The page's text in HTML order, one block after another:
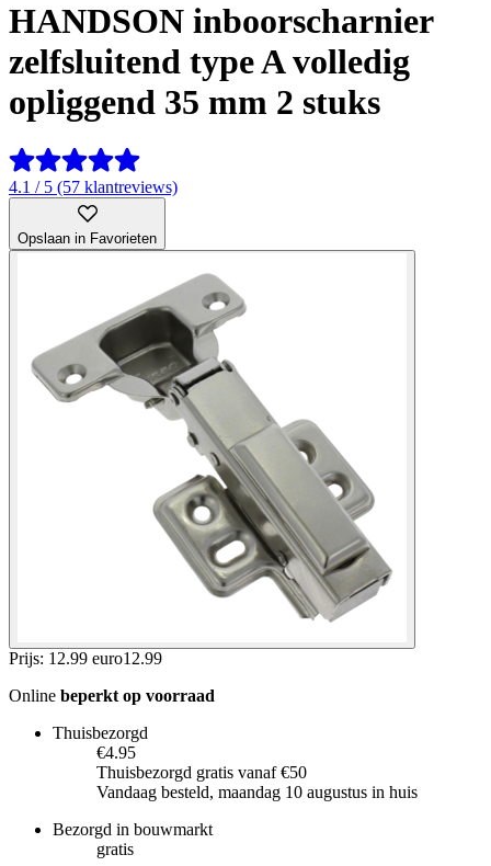
HANDSON inboorscharnier
zelfsluitend type A volledig
opliggend 35 mm 2 stuks
4.1 / 5 (57 klantreviews)
Opslaan in Favorieten
Prijs: 12.99 euro12.99
Online beperkt op voorraad
Thuisbezorgd
€4.95
Thuisbezorgd gratis vanaf €50
Vandaag besteld, maandag 10 augustus in huis
Bezorgd in bouwmarkt
gratis